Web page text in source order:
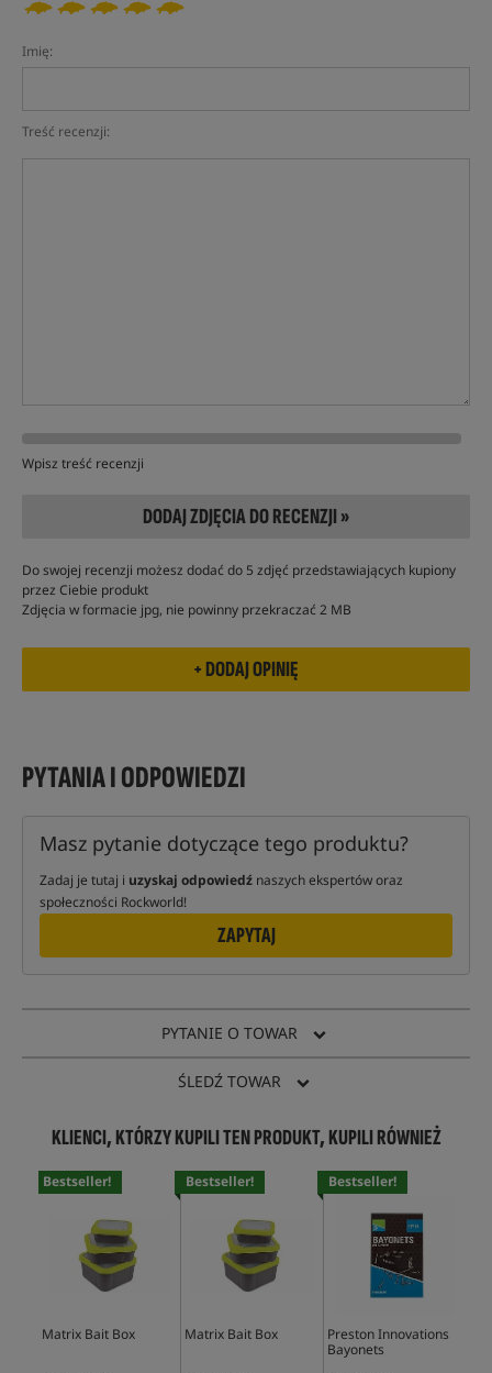
Imię:
Treść recenzji:
Wpisz treść recenzji
DODAJ ZDJĘCIA DO RECENZJI »
Do swojej recenzji możesz dodać do 5 zdjęć przedstawiających kupiony
przez Ciebie produkt
Zdjęcia w formacie jpg, nie powinny przekraczać 2 MB
PYTANIA I ODPOWIEDZI
Masz pytanie dotyczące tego produktu?
Zadaj je tutaj i uzyskaj odpowiedź naszych ekspertów oraz
społeczności Rockworld!
ZAPYTAJ
PYTANIE O TOWAR
ŚLEDŹ TOWAR
KLIENCI, KTÓRZY KUPILI TEN PRODUKT, KUPILI RÓWNIEŻ
Bestseller!
Matrix Bait Box
Bestseller!
Matrix Bait Box
Bestseller!
Preston Innovations
Bayonets